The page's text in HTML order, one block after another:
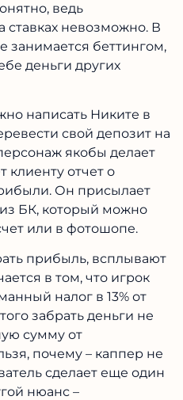
ведь
ставках невозможно. В
занимается беттингом,
деньги других
написать Никите в
свой депозит на
якобы делает
клиенту отчет о
Он присылает
БК, который можно
или в фотошопе.
прибыль, всплывают
в том, что игрок
налог в 13% от
забрать деньги не
сумму от
почему – каппер не
сделает еще один
нюанс –